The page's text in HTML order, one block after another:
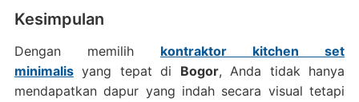
Kesimpulan
Dengan memilih kontraktor kitchen set
minimalisyang tepat di Bogor, Anda tidak hanya
mendapatkan dapur yang indah secara visual tetapi